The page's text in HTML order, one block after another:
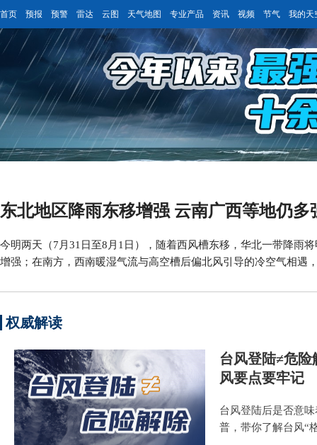
首页 预报 预警 雷达 云图 天气地图 专业产品 资讯 视频 节气 我的天
东北地区降雨东移增强 云南广西等地仍多
今明两天（7月31日至8月1日），随着西风槽东移，华北一带降雨
增强；在南方，西南暖湿气流与高空槽后偏北风引导的冷空气相遇
权威解读
台风登陆≠危
风要点要牢记
台风登陆后是否意
普，带你了解台风“